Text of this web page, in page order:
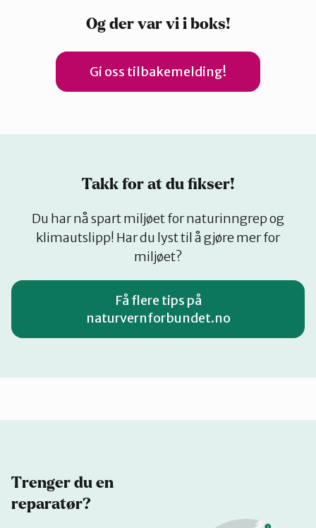
Og der var vi i boks!
Gi oss tilbakemelding!
Takk for at du fikser!
Du har nå spart miljøet for naturinngrep og
klimautslipp! Har du lyst til å gjøre mer for
miljøet?
Få flere tips på
naturvernforbundet.no
Trenger du en
reparatør?